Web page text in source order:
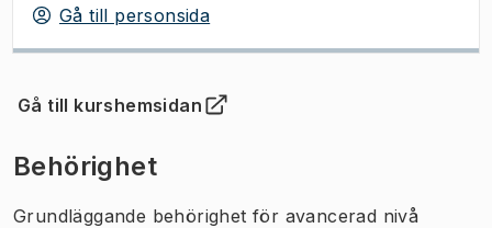
Gå till personsida
Gå till kurshemsidan
(Öppnas i ny flik)
Behörighet
Grundläggande behörighet för avancerad nivå